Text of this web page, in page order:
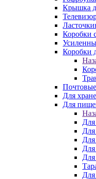
Крышка
Коробки
Коробки
Почтовые
Для
Для
Для
Для